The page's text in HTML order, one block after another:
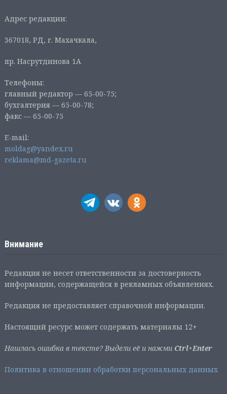
Адрес редакции:
367018, РД, г. Махачкала,
пр. Насрутдинова 1А
Телефоны:
главный редактор — 65-00-75;
бухгалтерия — 65-00-78;
факс — 65-00-75
E-mail:
moldag@yandex.ru
reklama@md-gazeta.ru
Внимание
Редакция не несет ответственности за достоверность
информации, содержащейся в рекламных объявлениях.
Редакция не предоставляет справочной информации.
Настоящий ресурс может содержать материалы 12+
Нашлась ошибка в тексте? Выдели её и нажми Ctrl+Enter
Политика в отношении обработки персональных данных